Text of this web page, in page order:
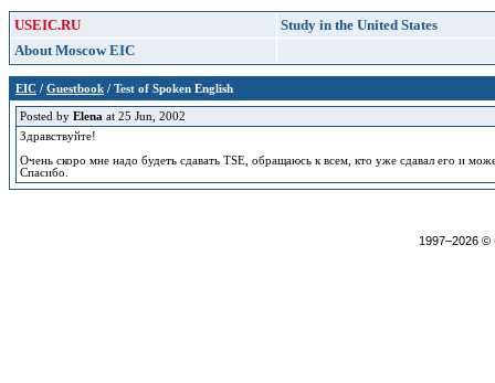
USEIC.RU
Study in the United States
About Moscow EIC
EIC / Guestbook / Test of Spoken English
Posted by Elena at 25 Jun, 2002
Здравствуйте!
Очень скоро мне надо будеть сдавать TSE, обращаюсь к всем, кто уже сдавал его и
Спасибо.
1997–2026 ©